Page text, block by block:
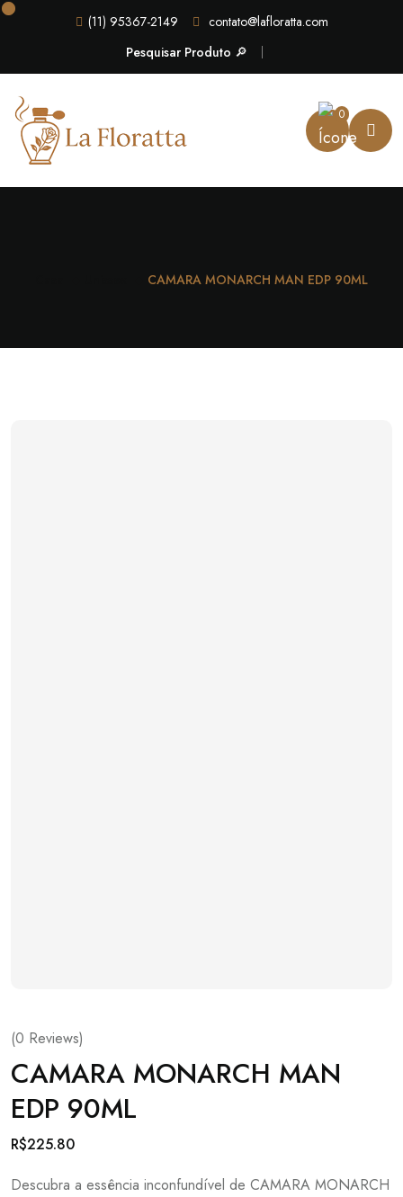
(11) 95367-2149
contato@lafloratta.com
Pesquisar Produto 🔎
0
CAMARA MONARCH MAN EDP 90ML
(0 Reviews)
CAMARA MONARCH MAN
EDP 90ML
R$225.80
Descubra a essência inconfundível de CAMARA MONARCH